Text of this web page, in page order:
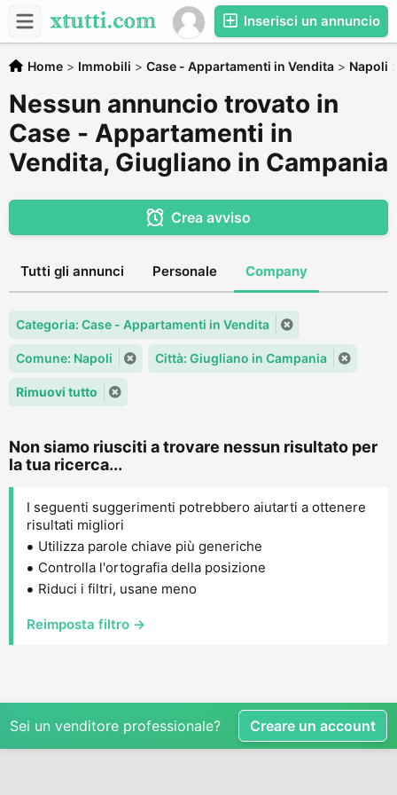
Inserisci un annuncio
Home > Immobili > Case - Appartamenti in Vendita > Napoli
Nessun annuncio trovato in
Case - Appartamenti in
Vendita, Giugliano in Campania
Crea avviso
Tutti gli annunci Personale Company
Categoria: Case - Appartamenti in Vendita
Comune: Napoli Città: Giugliano in Campania
Rimuovi tutto
Non siamo riusciti a trovare nessun risultato per
la tua ricerca...
I seguenti suggerimenti potrebbero aiutarti a ottenere
risultati migliori
Utilizza parole chiave più generiche
Controlla l'ortografia della posizione
Riduci i filtri, usane meno
Reimposta filtro →
Sei un venditore professionale? Creare un account